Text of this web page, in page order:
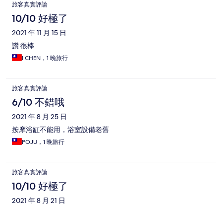
旅客真實評論
10/10 好極了
2021 年 11 月 15 日
讚 很棒
I CHEN，1 晚旅行
旅客真實評論
6/10 不錯哦
2021 年 8 月 25 日
按摩浴缸不能用，浴室設備老舊
POJU，1 晚旅行
旅客真實評論
10/10 好極了
2021 年 8 月 21 日